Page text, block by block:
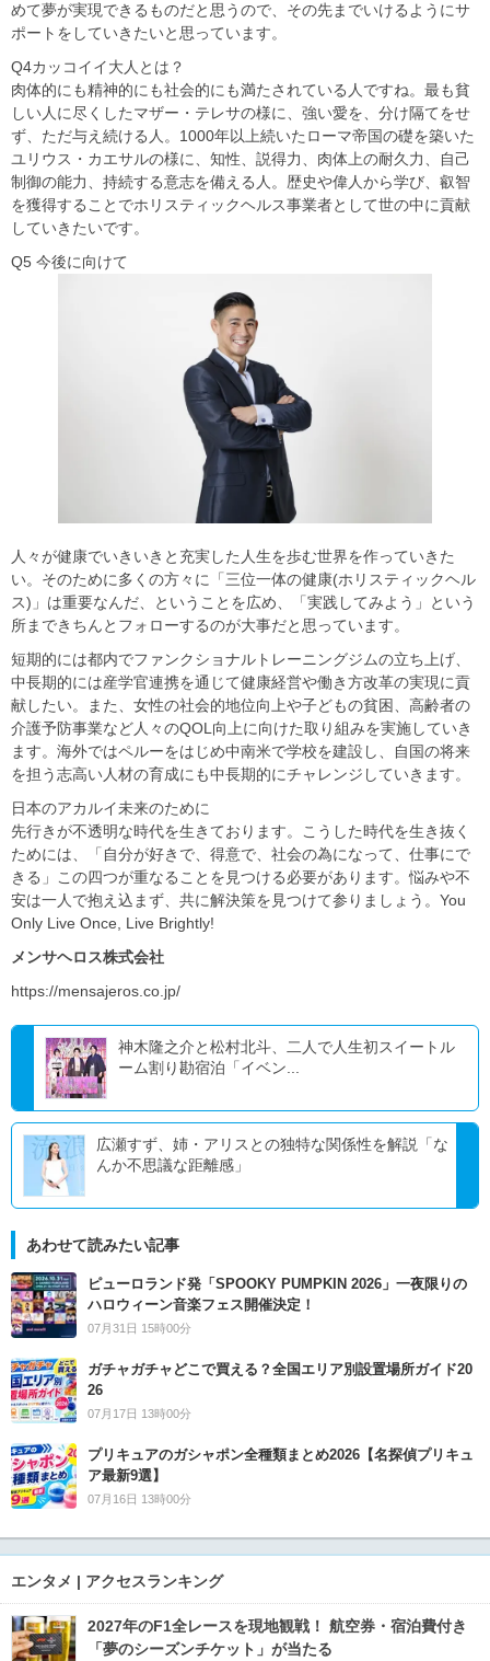
めて夢が実現できるものだと思うので、その先までいけるようにサ
ポートをしていきたいと思っています。
Q4カッコイイ大人とは？
肉体的にも精神的にも社会的にも満たされている人ですね。最も貧
しい人に尽くしたマザー・テレサの様に、強い愛を、分け隔てをせ
ず、ただ与え続ける人。1000年以上続いたローマ帝国の礎を築いた
ユリウス・カエサルの様に、知性、説得力、肉体上の耐久力、自己
制御の能力、持続する意志を備える人。歴史や偉人から学び、叡智
を獲得することでホリスティックヘルス事業者として世の中に貢献
していきたいです。
Q5 今後に向けて
人々が健康でいきいきと充実した人生を歩む世界を作っていきた
い。そのために多くの方々に「三位一体の健康(ホリスティックヘル
ス)」は重要なんだ、ということを広め、「実践してみよう」という
所まできちんとフォローするのが大事だと思っています。
短期的には都内でファンクショナルトレーニングジムの立ち上げ、
中長期的には産学官連携を通じて健康経営や働き方改革の実現に貢
献したい。また、女性の社会的地位向上や子どもの貧困、高齢者の
介護予防事業など人々のQOL向上に向けた取り組みを実施していき
ます。海外ではペルーをはじめ中南米で学校を建設し、自国の将来
を担う志高い人材の育成にも中長期的にチャレンジしていきます。
日本のアカルイ未来のために
先行きが不透明な時代を生きております。こうした時代を生き抜く
ためには、「自分が好きで、得意で、社会の為になって、仕事にで
きる」この四つが重なることを見つける必要があります。悩みや不
安は一人で抱え込まず、共に解決策を見つけて参りましょう。You
Only Live Once, Live Brightly!
メンサヘロス株式会社
https://mensajeros.co.jp/
神木隆之介と松村北斗、二人で人生初スイートル
ーム割り勘宿泊「イベン...
広瀬すず、姉・アリスとの独特な関係性を解説「な
んか不思議な距離感」
あわせて読みたい記事
ピューロランド発「SPOOKY PUMPKIN 2026」一夜限りの
ハロウィーン音楽フェス開催決定！
07月31日 15時00分
ガチャガチャどこで買える？全国エリア別設置場所ガイド20
26
07月17日 13時00分
プリキュアのガシャポン全種類まとめ2026【名探偵プリキュ
ア最新9選】
07月16日 13時00分
エンタメ | アクセスランキング
2027年のF1全レースを現地観戦！ 航空券・宿泊費付き
「夢のシーズンチケット」が当たる